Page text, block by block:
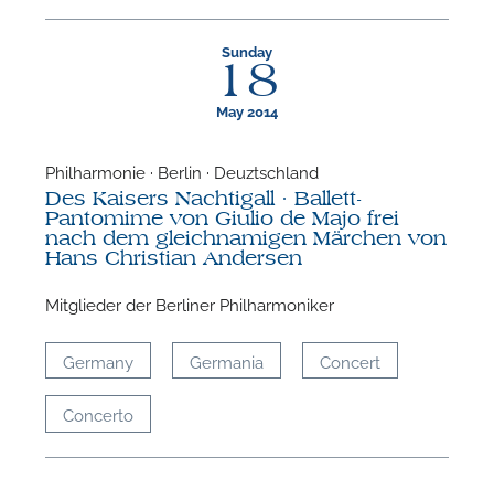
Sunday
18
May 2014
Philharmonie · Berlin · Deuztschland
Des Kaisers Nachtigall · Ballett-
Pantomime von Giulio de Majo frei
nach dem gleichnamigen Märchen von
Hans Christian Andersen
Mitglieder der Berliner Philharmoniker
Germany Germania Concert
Concerto